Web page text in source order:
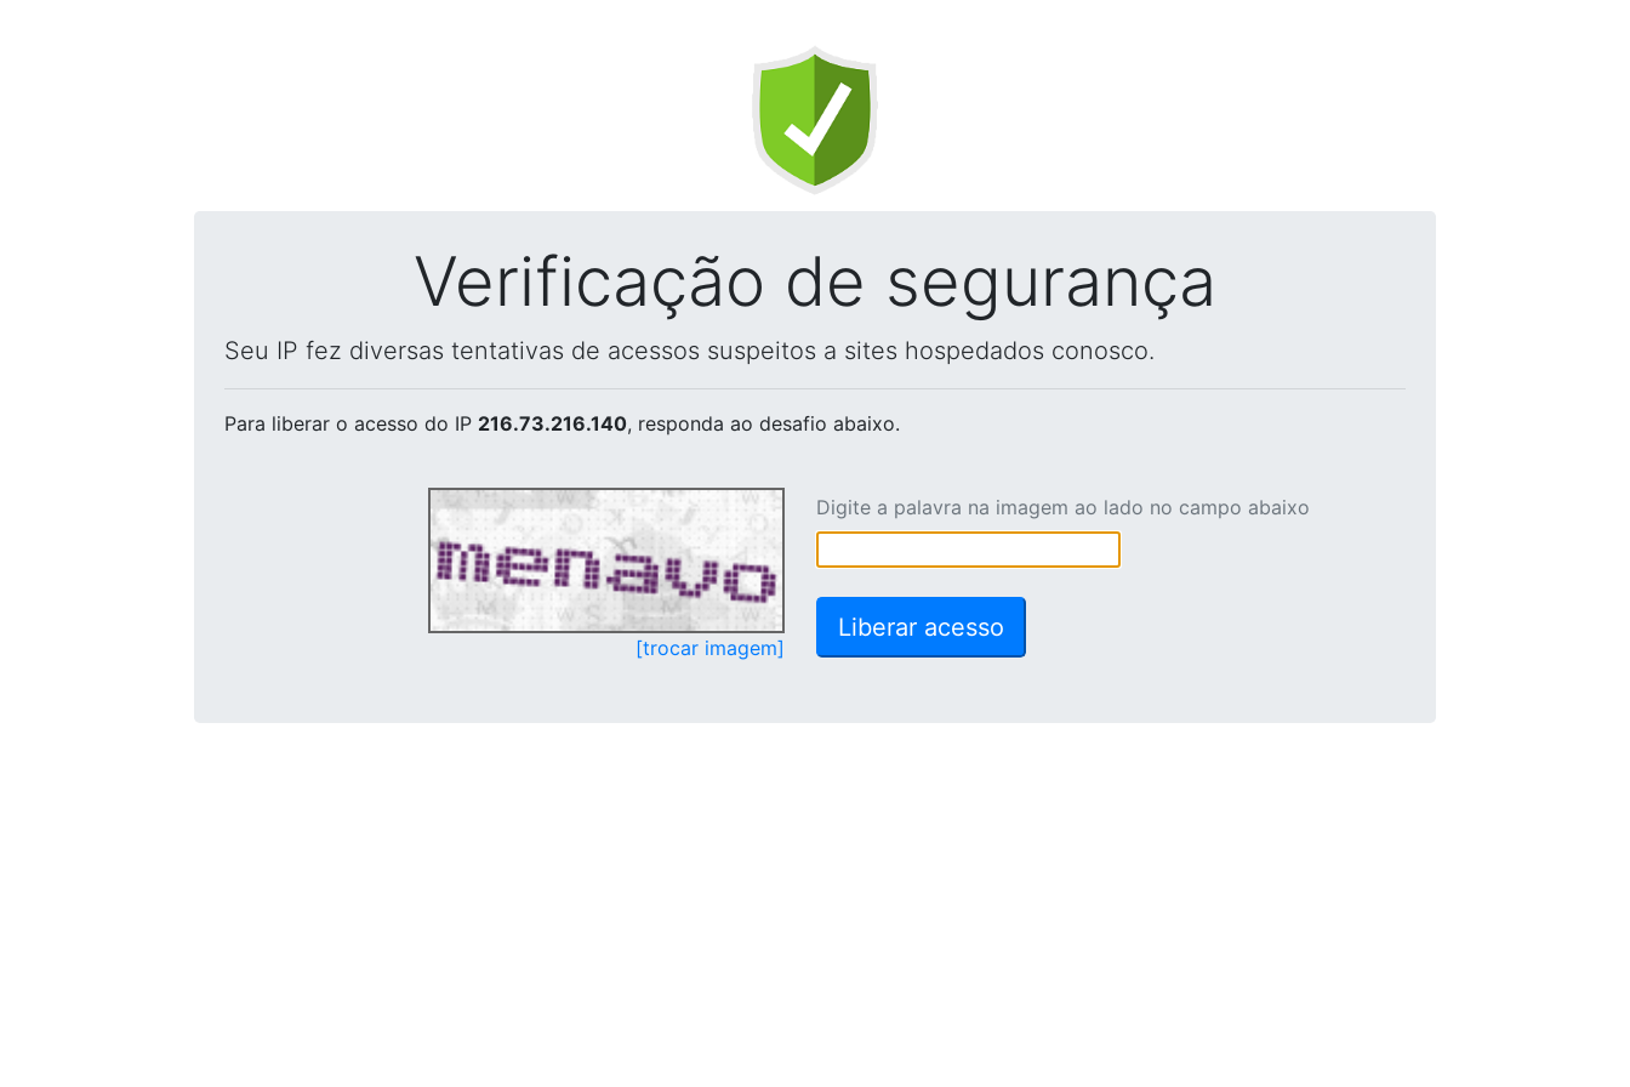
Verificação de segurança
Seu IP fez diversas tentativas de acessos suspeitos a sites hospedados conosco.
Para liberar o acesso do IP 216.73.216.140, responda ao desafio abaixo.
[trocar imagem]
Digite a palavra na imagem ao lado no campo abaixo